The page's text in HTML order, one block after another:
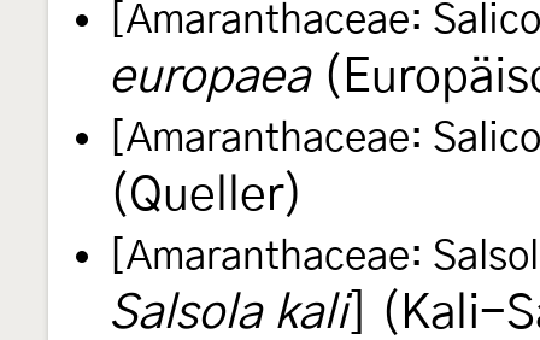
[Amaranthaceae:
europaea
[Amaranthaceae:
(Queller)
[Amaranthaceae:
Salsola kali] (Kali-